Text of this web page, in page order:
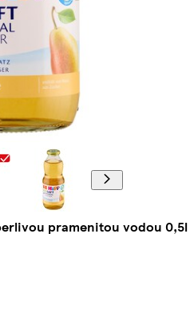
pramenitou vodou 0,5l